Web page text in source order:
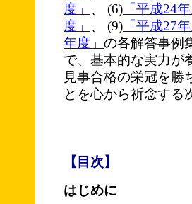
度」 、 (6) 「平成24年
度」 、 (9) 「平成27年
年度」 の各解答事例
で、基本的な実力が
見事合格の栄冠を勝
とを心から祈念する
【目次】
はじめに